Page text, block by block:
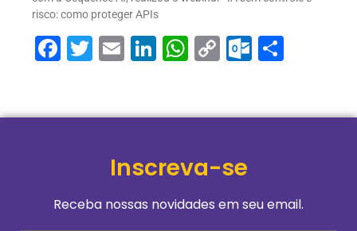
risco: como proteger APIs
Facebook
Twitter
EmailLinkedIn
WhatsApp
Copy
Inscreva-se
Receba nossas novidades em seu email.